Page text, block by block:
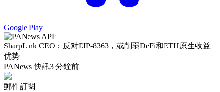
Google Play
SharpLink CEO：反对EIP-8363，或削弱DeFi和ETH原生收益
优势
PANews 快訊3 分鐘前
郵件訂閱